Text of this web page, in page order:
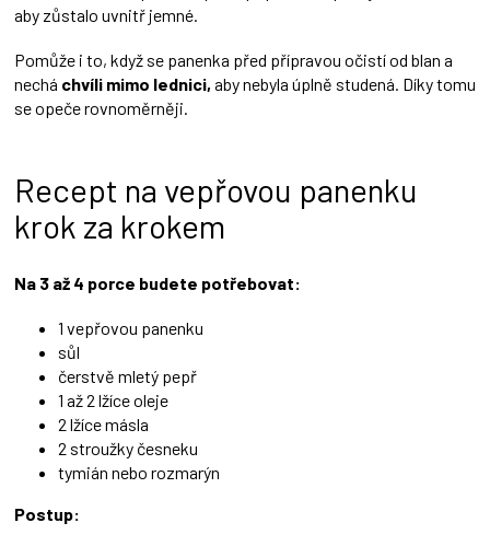
aby zůstalo uvnitř jemné.
Pomůže i to, když se panenka před přípravou očistí od blan a
nechá chvíli mimo lednici, aby nebyla úplně studená. Díky tomu
se opeče rovnoměrněji.
Recept na vepřovou panenku
krok za krokem
Na 3 až 4 porce budete potřebovat:
1 vepřovou panenku
sůl
čerstvě mletý pepř
1 až 2 lžíce oleje
2 lžíce másla
2 stroužky česneku
tymián nebo rozmarýn
Postup: